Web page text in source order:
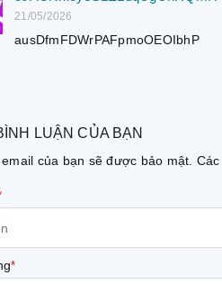
21/05/2026
ausDfmFDWrPAFpmoOEOIbhP
LUẬN CỦA BẠN
của bạn sẽ được bảo mật.
*